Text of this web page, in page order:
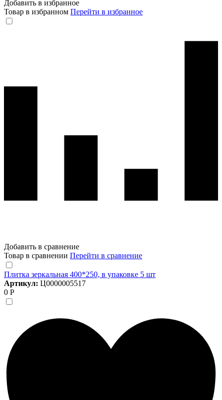
Добавить в избранное
Товар в избранном Перейти в избранное
Добавить в сравнение
Товар в сравнении Перейти в сравнение
Плитка зеркальная 400*250, в упаковке 5 шт
Артикул: Ц0000005517
0 Р